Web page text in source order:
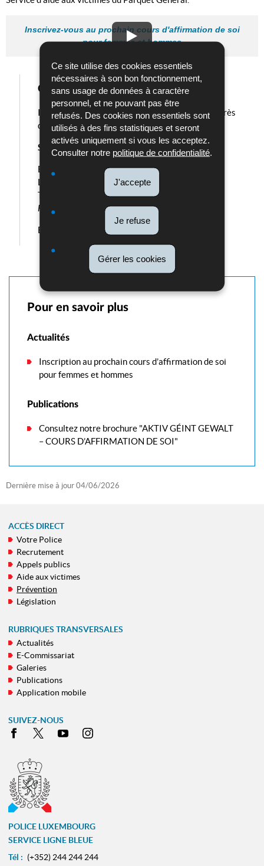
Ce site utilise des cookies essentiels
nécessaires à son bon fonctionnement,
sans usage de données à caractère
personnel, et ne pouvant pas être
refusés. Des cookies non essentiels sont
utilisés à des fins statistiques et seront
activés uniquement si vous les acceptez.
Consulter notre politique de confidentialité
J'accepte
Je refuse
Gérer les cookies
Inscrivez-vous au prochain cours d'affirmation de soi
pour femmes et hommes
Cours d'affirmation de soi
Inscrivez-vous par téléphone ou par courriel auprès
du:
Service de Prévention de la Région Capitale
B.P. 1612
L – 1016 LUXEMBOURG
Tél. (+352) 244 - 404300
Fax. (+352) 244 - 401239
E-mail: sbkfm.capitale@police.etat.lu
Pour en savoir plus
Actualités
Inscription au prochain cours d’affirmation de soi
pour femmes et hommes
Publications
Consultez notre brochure "AKTIV GÉINT GEWALT
– COURS D’AFFIRMATION DE SOI"
Dernière mise à jour 04/06/2026
MENU
DE
NAVIGATION
ACCÈS DIRECT
Votre Police
Recrutement
Appels publics
Aide aux victimes
Prévention
Législation
RUBRIQUES TRANSVERSALES
Actualités
E-Commissariat
Galeries
Publications
Application mobile
SUIVEZ-NOUS
Facebook
X Youtube
POLICE LUXEMBOURG
SERVICE LIGNE BLEUE
Tél : (+352) 244 244 244